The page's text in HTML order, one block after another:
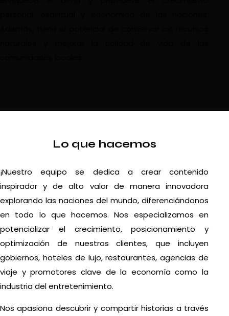
Lo que hacemos
¡Nuestro equipo se dedica a crear contenido
inspirador y de alto valor de manera innovadora
explorando las naciones del mundo, diferenciándonos
en todo lo que hacemos. Nos especializamos en
potencializar el crecimiento, posicionamiento y
optimización de nuestros clientes, que incluyen
gobiernos, hoteles de lujo, restaurantes, agencias de
viaje y promotores clave de la economía como la
industria del entretenimiento.
Nos apasiona descubrir y compartir historias a través